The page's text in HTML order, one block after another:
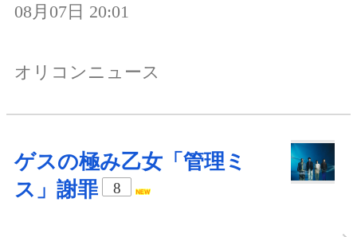
08月07日 20:01
オリコンニュース
ゲスの極み乙女「管理ミ
ス」謝罪
8